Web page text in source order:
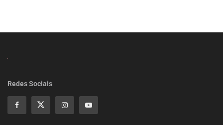
Redes Sociais